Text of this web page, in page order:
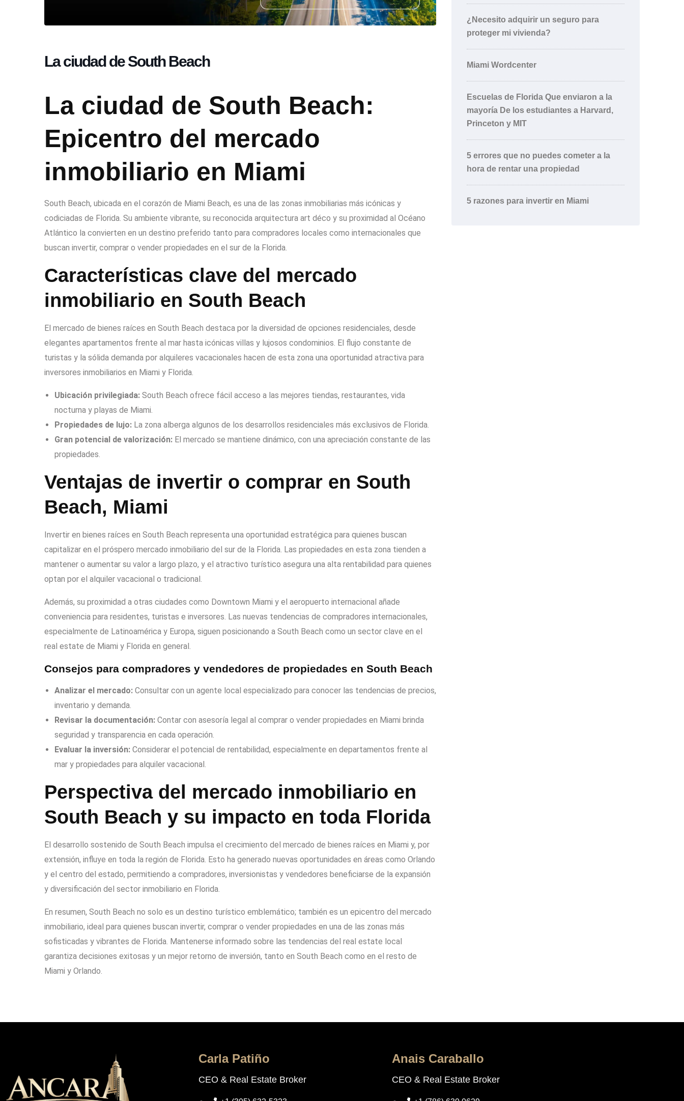
La ciudad de South Beach
La ciudad de South Beach:
Epicentro del mercado
inmobiliario en Miami
South Beach, ubicada en el corazón de Miami Beach, es una de las zonas inmobiliarias más icónicas y
codiciadas de Florida. Su ambiente vibrante, su reconocida arquitectura art déco y su proximidad al Océano
Atlántico la convierten en un destino preferido tanto para compradores locales como internacionales que
buscan invertir, comprar o vender propiedades en el sur de la Florida.
Características clave del mercado
inmobiliario en South Beach
El mercado de bienes raíces en South Beach destaca por la diversidad de opciones residenciales, desde
elegantes apartamentos frente al mar hasta icónicas villas y lujosos condominios. El flujo constante de
turistas y la sólida demanda por alquileres vacacionales hacen de esta zona una oportunidad atractiva para
inversores inmobiliarios en Miami y Florida.
Ubicación privilegiada: South Beach ofrece fácil acceso a las mejores tiendas, restaurantes, vida
nocturna y playas de Miami.
Propiedades de lujo: La zona alberga algunos de los desarrollos residenciales más exclusivos de Florida.
Gran potencial de valorización: El mercado se mantiene dinámico, con una apreciación constante de las
propiedades.
Ventajas de invertir o comprar en South
Beach, Miami
Invertir en bienes raíces en South Beach representa una oportunidad estratégica para quienes buscan
capitalizar en el próspero mercado inmobiliario del sur de la Florida. Las propiedades en esta zona tienden a
mantener o aumentar su valor a largo plazo, y el atractivo turístico asegura una alta rentabilidad para quienes
optan por el alquiler vacacional o tradicional.
Además, su proximidad a otras ciudades como Downtown Miami y el aeropuerto internacional añade
conveniencia para residentes, turistas e inversores. Las nuevas tendencias de compradores internacionales,
especialmente de Latinoamérica y Europa, siguen posicionando a South Beach como un sector clave en el
real estate de Miami y Florida en general.
Consejos para compradores y vendedores de propiedades en South Beach
Analizar el mercado: Consultar con un agente local especializado para conocer las tendencias de precios,
inventario y demanda.
Revisar la documentación: Contar con asesoría legal al comprar o vender propiedades en Miami brinda
seguridad y transparencia en cada operación.
Evaluar la inversión: Considerar el potencial de rentabilidad, especialmente en departamentos frente al
mar y propiedades para alquiler vacacional.
Perspectiva del mercado inmobiliario en
South Beach y su impacto en toda Florida
El desarrollo sostenido de South Beach impulsa el crecimiento del mercado de bienes raíces en Miami y, por
extensión, influye en toda la región de Florida. Esto ha generado nuevas oportunidades en áreas como Orlando
y el centro del estado, permitiendo a compradores, inversionistas y vendedores beneficiarse de la expansión
y diversificación del sector inmobiliario en Florida.
En resumen, South Beach no solo es un destino turístico emblemático; también es un epicentro del mercado
inmobiliario, ideal para quienes buscan invertir, comprar o vender propiedades en una de las zonas más
sofisticadas y vibrantes de Florida. Mantenerse informado sobre las tendencias del real estate local
garantiza decisiones exitosas y un mejor retorno de inversión, tanto en South Beach como en el resto de
Miami y Orlando.
¿Necesito adquirir un seguro para
proteger mi vivienda?
Miami Wordcenter
Escuelas de Florida Que enviaron a la
mayoría De los estudiantes a Harvard,
Princeton y MIT
5 errores que no puedes cometer a la
hora de rentar una propiedad
5 razones para invertir en Miami
Carla Patiño
CEO & Real Estate Broker
Anais Caraballo
CEO & Real Estate Broker